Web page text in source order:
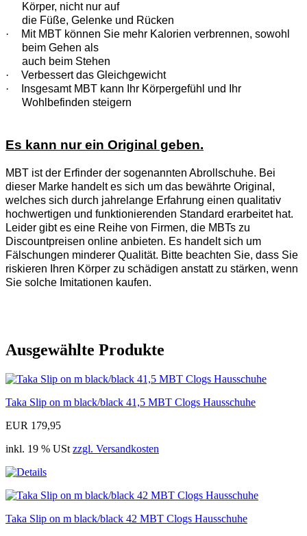
Körper, nicht nur auf
die Füße, Gelenke und Rücken
·
Mit MBT können Sie mehr Kalorien verbrennen, sowohl
beim Gehen als
auch beim Stehen
·
Verbessert das Gleichgewicht
·
Insgesamt MBT kann Ihr Körpergefühl und Ihr
Wohlbefinden steigern
Es kann nur ein Original geben.
MBT ist der Erfinder der sogenannten Abrollschuhe. Bei
dieser Marke handelt es sich um das bewährte Original,
welches sich durch jahrelange Erfahrung einen qualitativ
hochwertigen und funktionierenden Standard erarbeitet hat.
Leider gibt es eine Reihe von Firmen, die MBTs zu
Discountpreisen online anbieten. Es handelt sich um
Fälschungen minderer Qualität. Bitte beachten Sie, dass Sie
riskieren Ihren Körper zu schädigen anstatt zu stärken, wenn
Sie solche Imitationen kaufen.
Ausgewählte Produkte
Taka Slip on m black/black 41,5 MBT Clogs Hausschuhe
EUR 179,95
inkl. 19 % USt zzgl. Versandkosten
Taka Slip on m black/black 42 MBT Clogs Hausschuhe